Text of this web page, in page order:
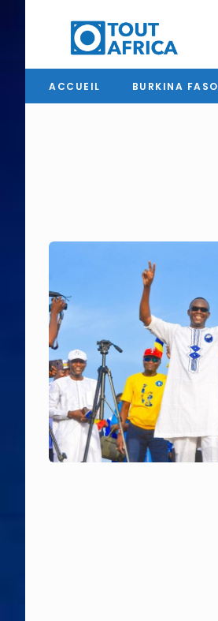
ACCUEIL BURKINA FASO